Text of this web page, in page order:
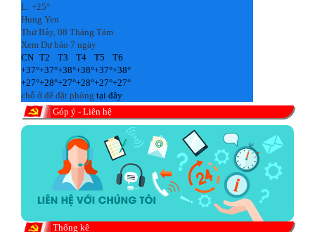
L: +25°
Hung Yen
Thứ Bảy, 08 Tháng Tám
Xem Dự báo 7 ngày
CN T2 T3 T4 T5
T6
+37°+37°+38°+38°+37°+38°
+27°+28°+27°+28°+27°+27°
chỗ ở để đặt phòng tại đây
Góp ý - Liên hệ
Thống kê